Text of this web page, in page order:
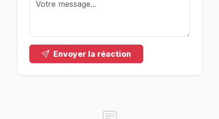
Envoyer la réaction